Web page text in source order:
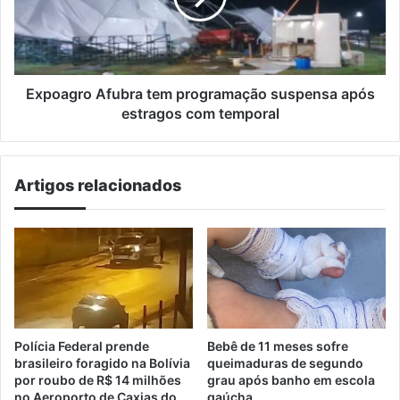
após
estragos
com
temporal
Expoagro Afubra tem programação suspensa após
estragos com temporal
Artigos relacionados
Polícia Federal prende
brasileiro foragido na Bolívia
por roubo de R$ 14 milhões
no Aeroporto de Caxias do
Bebê de 11 meses sofre
queimaduras de segundo
grau após banho em escola
gaúcha